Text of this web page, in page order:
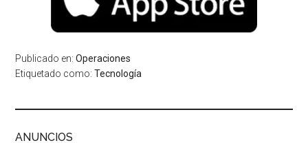
Publicado en:Operaciones
Etiquetado como:Tecnología
ANUNCIOS